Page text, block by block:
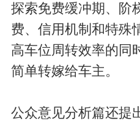
探索免费缓冲期、阶
费、信用机制和特殊
高车位周转效率的同
简单转嫁给车主。
公众意见分析篇还提